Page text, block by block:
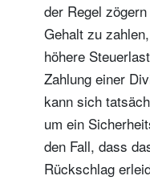
der Regel
Gehalt zu
höhere
Zahlung einer
kann sich
um ein
den Fall, dass
Rückschlag